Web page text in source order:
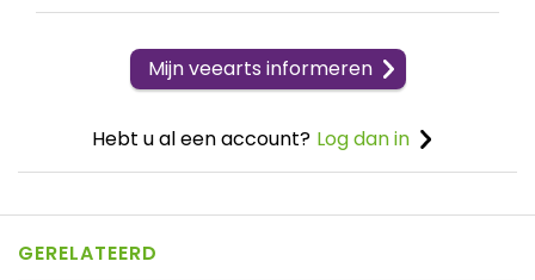
Mijn veearts informeren
Hebt u al een account? Log dan in
GERELATEERD